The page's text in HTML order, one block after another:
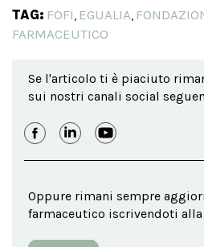
TAG: FOFI, EGUALIA,
FARMACEUTICO
Se l'articolo ti è piaciuto
sui nostri canali social
Oppure rimani sempre
farmaceutico iscrivendoti